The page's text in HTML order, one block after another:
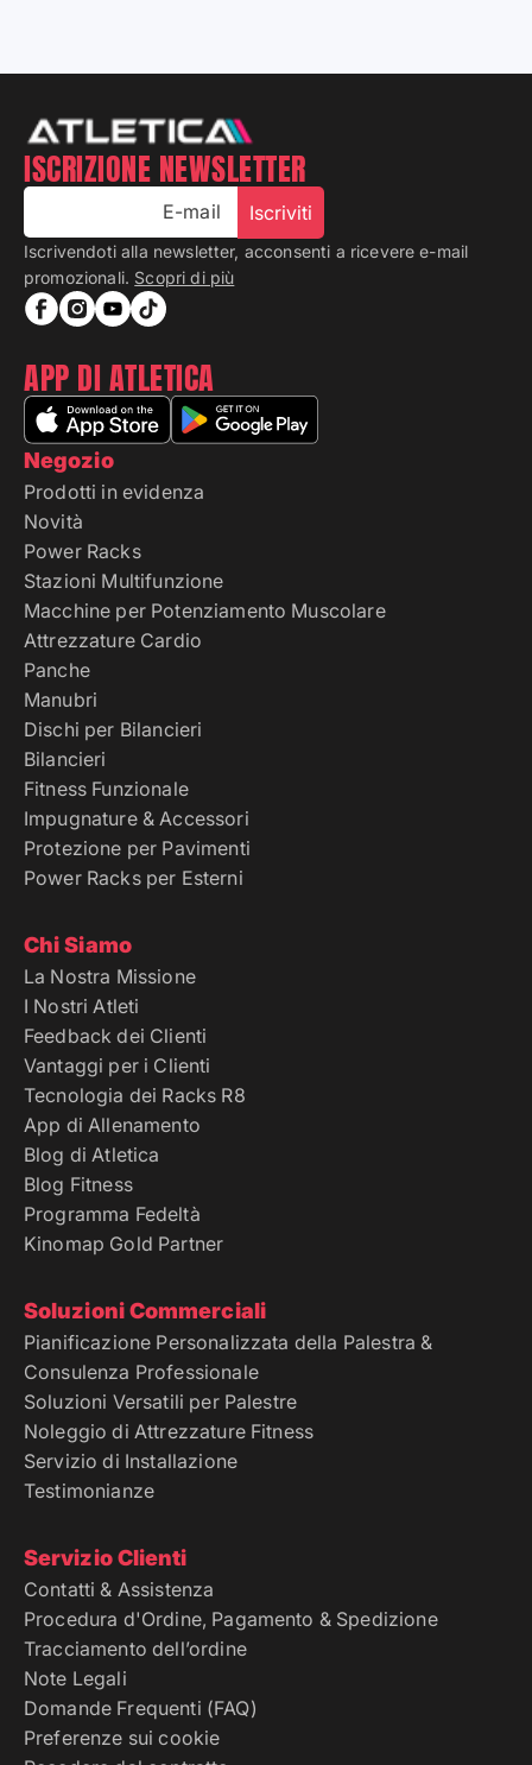
Negozio
Prodotti in evidenza
Novità
Power Racks
Stazioni Multifunzione
Macchine per Potenziamento Muscolare
Attrezzature Cardio
Panche
Manubri
Dischi per Bilancieri
Bilancieri
Fitness Funzionale
Impugnature & Accessori
Protezione per Pavimenti
Power Racks per Esterni
Chi Siamo
La Nostra Missione
I Nostri Atleti
Feedback dei Clienti
Vantaggi per i Clienti
Tecnologia dei Racks R8
App di Allenamento
Blog di Atletica
Blog Fitness
Programma Fedeltà
Kinomap Gold Partner
Soluzioni Commerciali
Pianificazione Personalizzata della Palestra &
Consulenza Professionale
Soluzioni Versatili per Palestre
Noleggio di Attrezzature Fitness
Servizio di Installazione
Testimonianze
Servizio Clienti
Contatti & Assistenza
Procedura d'Ordine, Pagamento & Spedizione
Tracciamento dell’ordine
Note Legali
Domande Frequenti (FAQ)
Preferenze sui cookie
ISCRIZIONE NEWSLETTER
E-mail Iscriviti
Iscrivendoti alla newsletter, acconsenti a ricevere e-mail
promozionali. Scopri di più
APP DI ATLETICA